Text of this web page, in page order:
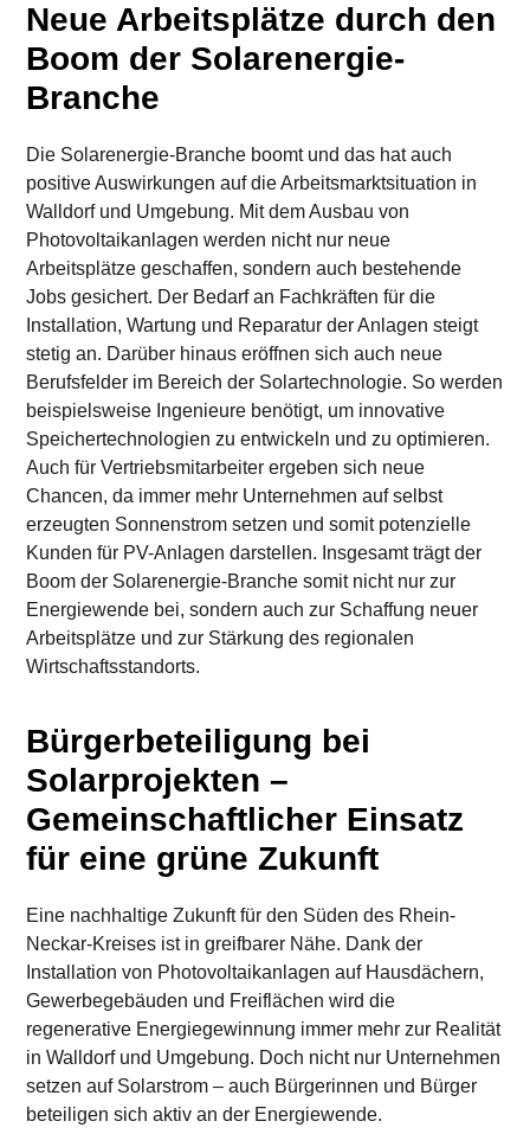
Neue Arbeitsplätze durch den
Boom der Solarenergie-
Branche
Die Solarenergie-Branche boomt und das hat auch
positive Auswirkungen auf die Arbeitsmarktsituation in
Walldorf und Umgebung. Mit dem Ausbau von
Photovoltaikanlagen werden nicht nur neue
Arbeitsplätze geschaffen, sondern auch bestehende
Jobs gesichert. Der Bedarf an Fachkräften für die
Installation, Wartung und Reparatur der Anlagen steigt
stetig an. Darüber hinaus eröffnen sich auch neue
Berufsfelder im Bereich der Solartechnologie. So werden
beispielsweise Ingenieure benötigt, um innovative
Speichertechnologien zu entwickeln und zu optimieren.
Auch für Vertriebsmitarbeiter ergeben sich neue
Chancen, da immer mehr Unternehmen auf selbst
erzeugten Sonnenstrom setzen und somit potenzielle
Kunden für PV-Anlagen darstellen. Insgesamt trägt der
Boom der Solarenergie-Branche somit nicht nur zur
Energiewende bei, sondern auch zur Schaffung neuer
Arbeitsplätze und zur Stärkung des regionalen
Wirtschaftsstandorts.
Bürgerbeteiligung bei
Solarprojekten –
Gemeinschaftlicher Einsatz
für eine grüne Zukunft
Eine nachhaltige Zukunft für den Süden des Rhein-
Neckar-Kreises ist in greifbarer Nähe. Dank der
Installation von Photovoltaikanlagen auf Hausdächern,
Gewerbegebäuden und Freiflächen wird die
regenerative Energiegewinnung immer mehr zur Realität
in Walldorf und Umgebung. Doch nicht nur Unternehmen
setzen auf Solarstrom – auch Bürgerinnen und Bürger
beteiligen sich aktiv an der Energiewende.